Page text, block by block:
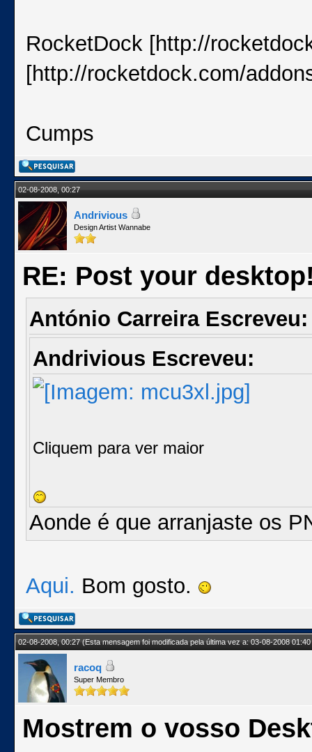
RocketDock [http://
[http://rocketdock.com/
Cumps
02-08-2008, 00:27
Andrivious
Design Artist Wannabe
RE: Post your
António Carreira Escreveu:
Andrivious Escreveu:
Cliquem para ver maior
Aonde é que arranjaste os
Aqui. Bom gosto.
02-08-2008, 00:27(Esta mensagem foi modificada pela última vez a: 03-08-2008
racoq
Super Membro
Mostrem o vosso